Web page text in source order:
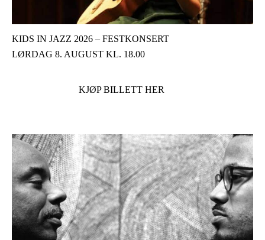
KIDS IN JAZZ 2026 – FESTKONSERT
LØRDAG 8. AUGUST KL. 18.00
KJØP BILLETT HER